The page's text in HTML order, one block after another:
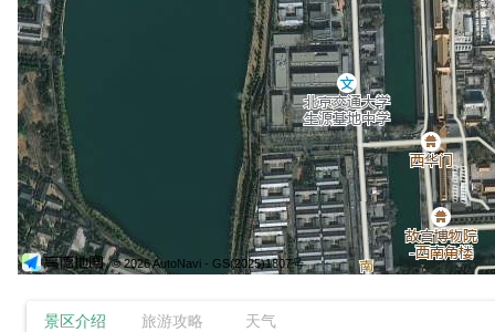
© 2026 AutoNavi - GS(2025)1807号
景区介绍 旅游攻略 天气